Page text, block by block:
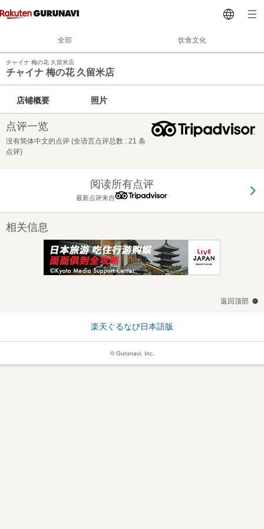
全部 饮食文化
チャイナ 梅の花 久留米店
チャイナ 梅の花 久留米店
店铺概要 照片
点评一览
没有简体中文的点评 (全语言点评总数 : 21 条
点评)
阅读所有点评
最新点评来自
相关信息
返回顶部
楽天ぐるなび日本語版
© Gurunavi, Inc.